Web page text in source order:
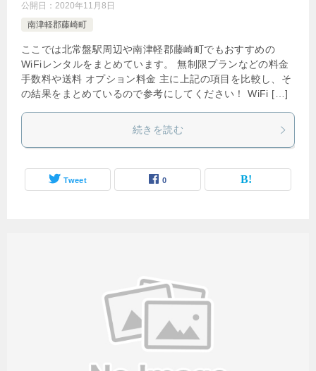
公開日： 2020年11月8日
南津軽郡藤崎町
ここでは北常盤駅周辺や南津軽郡藤崎町でもおすすめの
WiFiレンタルをまとめています。 無制限プランなどの料金
手数料や送料 オプション料金 主に上記の項目を比較し、そ
の結果をまとめているので参考にしてください！ WiFi […]
続きを読む
Tweet 0